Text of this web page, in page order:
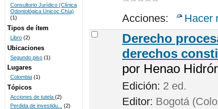
Acciones: Hacer
Derecho
derechos
por Henao
Edición: 2 ed.
Editor: Bogotá
Consultorio Jurídico (Clínica
Odontológica Unicoc Chía)
(1)
Tipos de ítem
Libro (2)
Ubicaciones
Segundo piso (1)
Lugares
Colombia (1)
Tópicos
Acciones de tutela (2)
Perdida de investidu...
(2)